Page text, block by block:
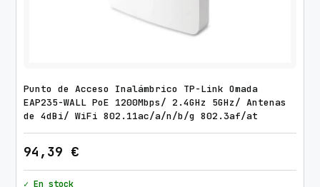
Punto de Acceso Inalámbrico TP-Link Omada
EAP235-WALL PoE 1200Mbps/ 2.4GHz 5GHz/ Antenas
de 4dBi/ WiFi 802.11ac/a/n/b/g 802.3af/at
94,39 €
✓ En stock